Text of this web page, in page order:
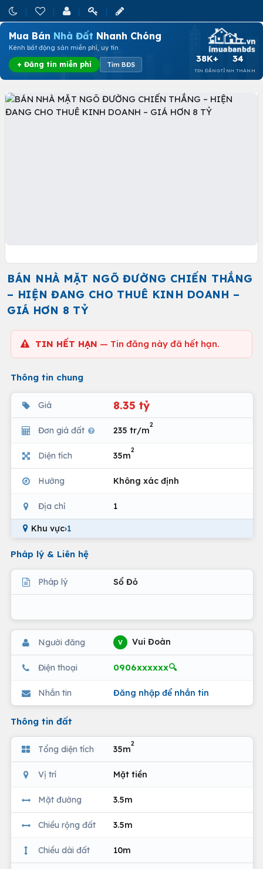
Mua Bán Nhà Đất Nhanh Chóng
Kênh bất động sản miễn phí, uy tín
+ Đăng tin miễn phí Tìm BĐS
38K+
TIN ĐĂNG
34
TỈNH THÀNH
BÁN NHÀ MẶT NGÕ ĐƯỜNG CHIẾN THẮNG
– HIỆN ĐANG CHO THUÊ KINH DOANH –
GIÁ HƠN 8 TỶ
TIN HẾT HẠN — Tin đăng này đã hết hạn.
Thông tin chung
Giá 8.35 tỷ
Đơn giá đất 235 tr/m
2
Diện tích 35m
2
Hướng Không xác định
Địa chỉ 1
Khu vực›1
Pháp lý & Liên hệ
Pháp lý Sổ Đỏ
Người đăng V Vui Đoàn
Điện thoại 0906xxxxxx🔍
Nhắn tin Đăng nhập để nhắn tin
Thông tin đất
Tổng diện tích 35m
2
Vị trí Mặt tiền
Mặt đường 3.5m
Chiều rộng đất 3.5m
Chiều dài đất 10m